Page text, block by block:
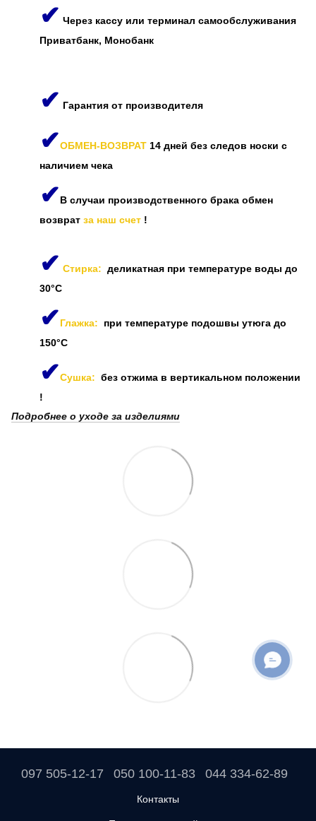
✔ Через кассу или терминал самообслуживания
Приватбанк, Монобанк
✔ Гарантия от производителя
✔ОБМЕН-ВОЗВРАТ 14 дней без следов носки с
наличием чека
✔В случаи производственного брака обмен
возврат за наш счет !
✔ Стирка: деликатная при температуре воды до
30°C
✔Глажка: при температуре подошвы утюга до
150°C
✔Сушка: без отжима в вертикальном положении
!
Подробнее о уходе за изделиями
097 505-12-17 050 100-11-83 044 334-62-89
Контакты